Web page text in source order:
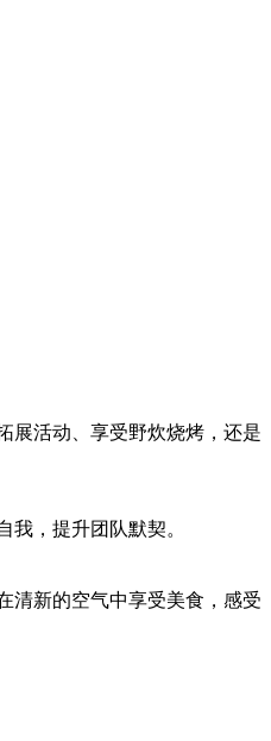
展活动、享受野炊烧烤，还是
，提升团队默契。
清新的空气中享受美食，感受